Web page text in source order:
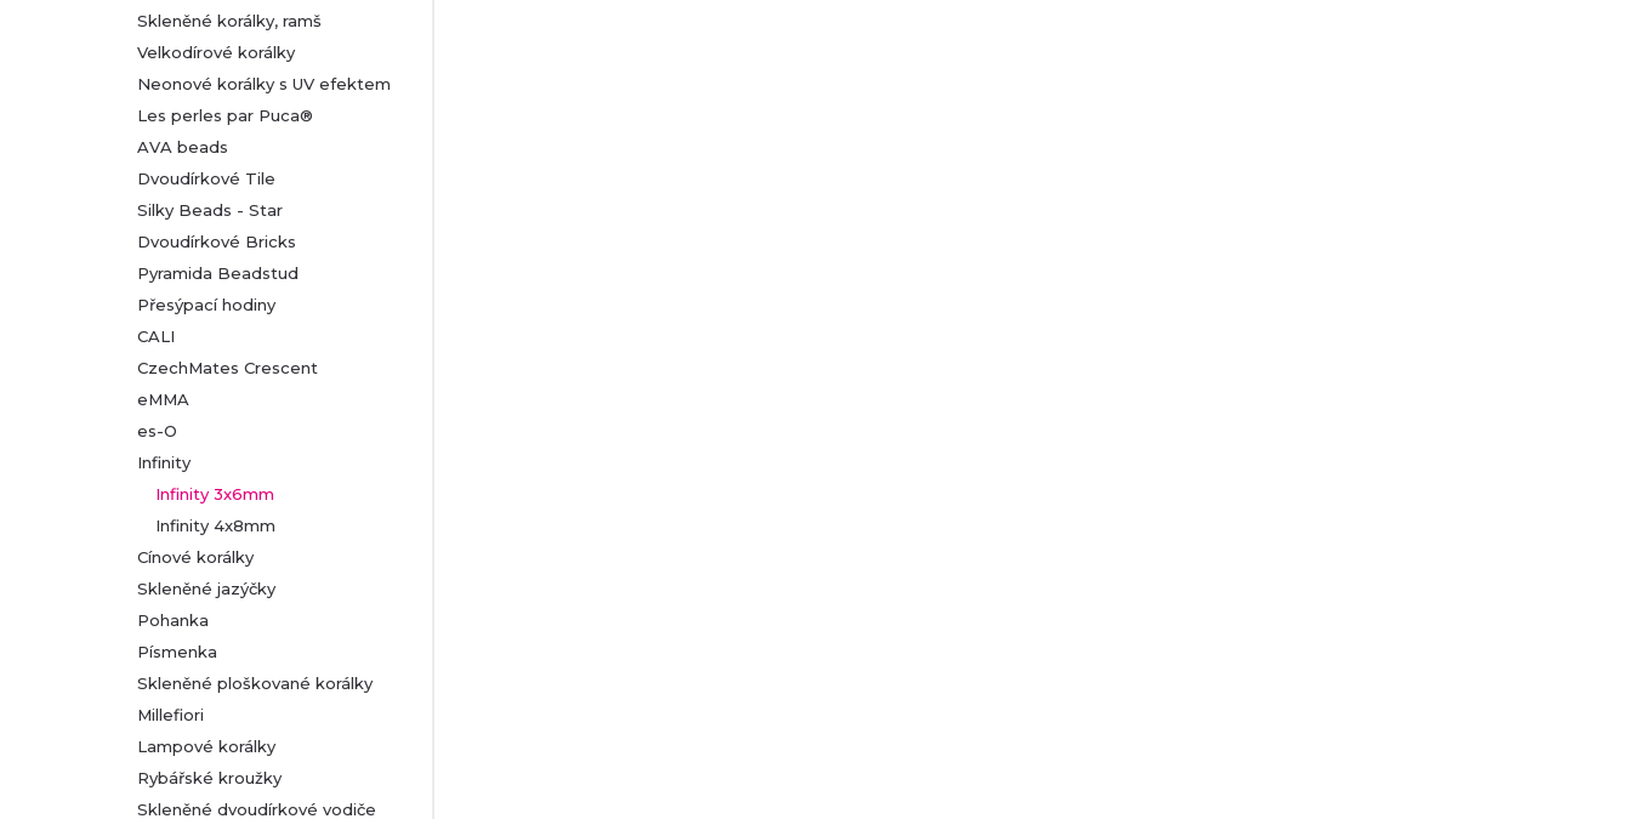
Skleněné korálky, ramš
Velkodírové korálky
Neonové korálky s UV efektem
Les perles par Puca®
AVA beads
Dvoudírkové Tile
Silky Beads - Star
Dvoudírkové Bricks
Pyramida Beadstud
Přesýpací hodiny
CALI
CzechMates Crescent
eMMA
es-O
Infinity
Infinity 3x6mm
Infinity 4x8mm
Cínové korálky
Skleněné jazýčky
Pohanka
Písmenka
Skleněné ploškované korálky
Millefiori
Lampové korálky
Rybářské kroužky
Skleněné dvoudírkové vodiče